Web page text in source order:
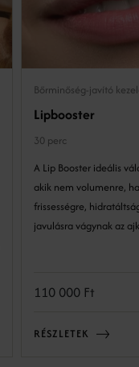
Bőrminőség-javító
Lipbooster
30 perc
A Lip Booster ideális
akik nem volumenre,
frissességre, hidratáltságra és
javulásra vágynak az
110 000 Ft
RÉSZLETEK